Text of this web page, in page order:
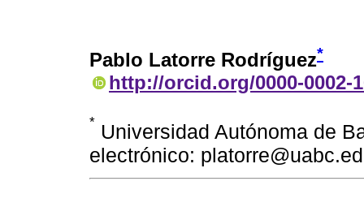
Pablo Latorre Rodríguez*
http://orcid.org/0000-0002-
* Universidad Autónoma de
electrónico: